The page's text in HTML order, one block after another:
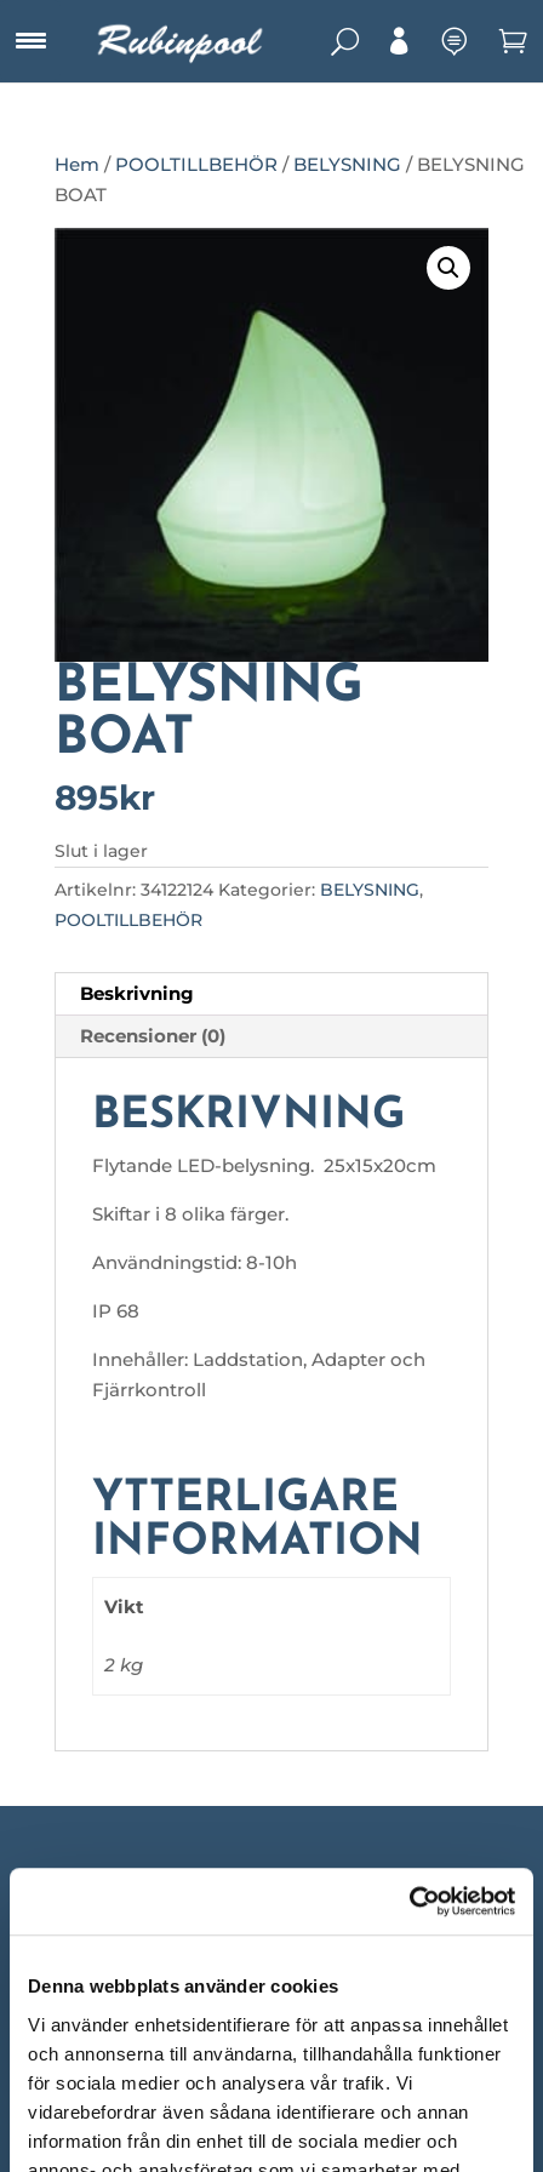
Denna webbplats använder cookies
Vi använder enhetsidentifierare för att anpassa innehållet
och annonserna till användarna, tillhandahålla funktioner
för sociala medier och analysera vår trafik. Vi
vidarebefordrar även sådana identifierare och annan
information från din enhet till de sociala medier och
U   
Hem / POOLTILLBEHÖR / BELYSNING / BELYSNING
BOAT
BELYSNING
BOAT
895kr
Slut i lager
Artikelnr: 34122124 Kategorier: BELYSNING,
POOLTILLBEHÖR
Beskrivning
Recensioner (0)
BESKRIVNING
Flytande LED-belysning. 25x15x20cm
Skiftar i 8 olika färger.
Användningstid: 8-10h
IP 68
Innehåller: Laddstation, Adapter och
Fjärrkontroll
YTTERLIGARE
INFORMATION
Vikt
2 kg
ÖPPETTIDER SHOWROOM
Mån-Fre: 10.00 – 18.00